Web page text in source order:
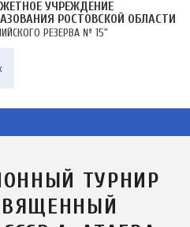
УЧРЕЖДЕНИЕ
РОСТОВСКОЙ ОБЛАСТИ
РЕЗЕРВА № 15"
ТУРНИР